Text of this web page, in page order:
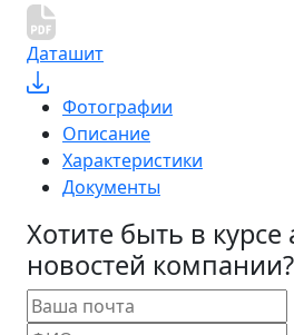
Даташит
Фотографии
Описание
Характеристики
Документы
Хотите быть в курсе
новостей компании?